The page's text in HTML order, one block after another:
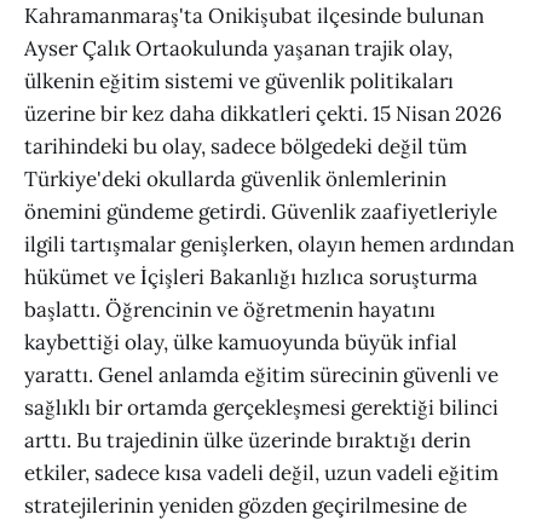
Kahramanmaraş'ta Onikişubat ilçesinde bulunan
Ayser Çalık Ortaokulunda yaşanan trajik olay,
ülkenin eğitim sistemi ve güvenlik politikaları
üzerine bir kez daha dikkatleri çekti. 15 Nisan 2026
tarihindeki bu olay, sadece bölgedeki değil tüm
Türkiye'deki okullarda güvenlik önlemlerinin
önemini gündeme getirdi. Güvenlik zaafiyetleriyle
ilgili tartışmalar genişlerken, olayın hemen ardından
hükümet ve İçişleri Bakanlığı hızlıca soruşturma
başlattı. Öğrencinin ve öğretmenin hayatını
kaybettiği olay, ülke kamuoyunda büyük infial
yarattı. Genel anlamda eğitim sürecinin güvenli ve
sağlıklı bir ortamda gerçekleşmesi gerektiği bilinci
arttı. Bu trajedinin ülke üzerinde bıraktığı derin
etkiler, sadece kısa vadeli değil, uzun vadeli eğitim
stratejilerinin yeniden gözden geçirilmesine de